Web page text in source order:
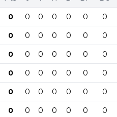
0 0 0 0 0 0 0
0 0 0 0 0 0 0
0 0 0 0 0 0 0
0 0 0 0 0 0 0
0 0 0 0 0 0 0
0 0 0 0 0 0 0